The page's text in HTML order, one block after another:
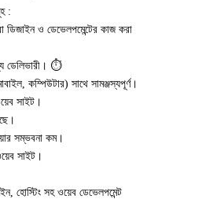
:
ডিজাইন ও ডেভেলপমেন্টের কাজ করা
ডেলিভারী। ⏱
কম্পিউটার) সাথে সামঞ্জস্যপূর্ণ।
সাইট।
সম্ভবনা কম।
সাইট।
হোস্টিং সহ ওয়েব ডেভেলপমেন্ট